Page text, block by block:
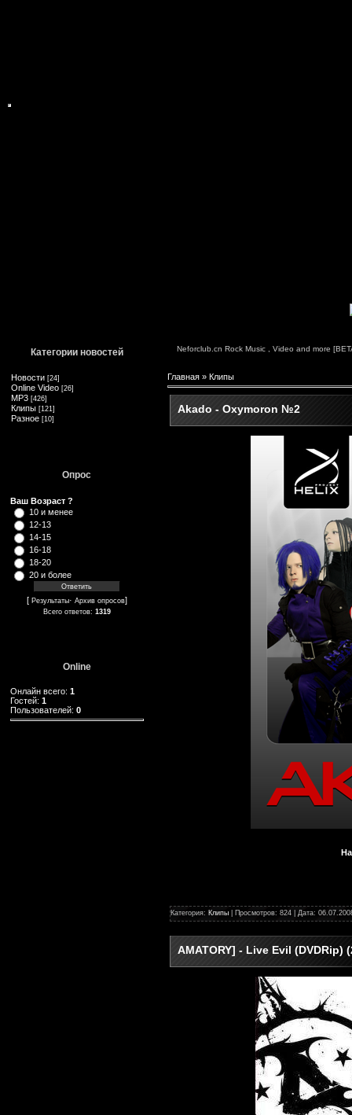
Категории новостей
Новости [24]
Online Video [26]
MP3 [426]
Клипы [121]
Разное [10]
Опрос
Ваш Возраст ?
10 и менее
12-13
14-15
16-18
18-20
20 и более
[ Результаты· Архив опросов]
Всего ответов: 1319
Online
Онлайн всего: 1
Гостей: 1
Пользователей: 0
Neforclub.cn Rock Music , Video and more
Главная » Клипы
Akado - Oxymoron №2
Категория: Клипы | Просмотров: 824 | Дата:
AMATORY] - Live Evil (DVDRip)